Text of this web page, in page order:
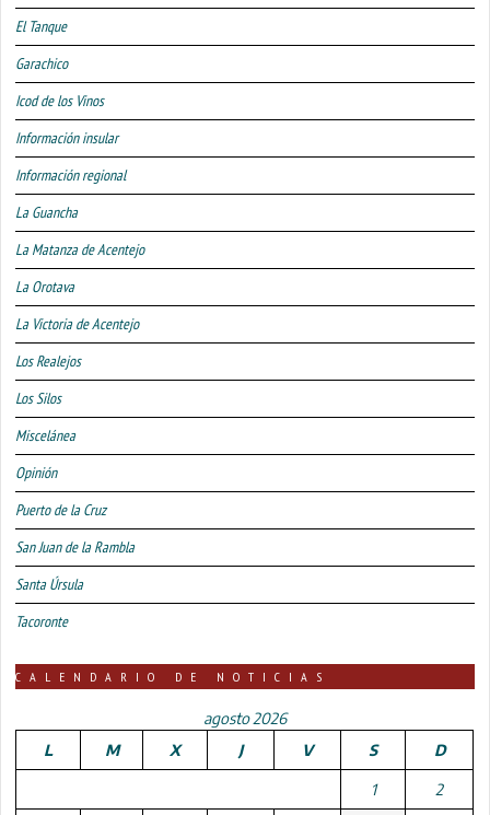
El Tanque
Garachico
Icod de los Vinos
Información insular
Información regional
La Guancha
La Matanza de Acentejo
La Orotava
La Victoria de Acentejo
Los Realejos
Los Silos
Miscelánea
Opinión
Puerto de la Cruz
San Juan de la Rambla
Santa Úrsula
Tacoronte
CALENDARIO DE NOTICIAS
agosto 2026
L
M X J V S D
1 2